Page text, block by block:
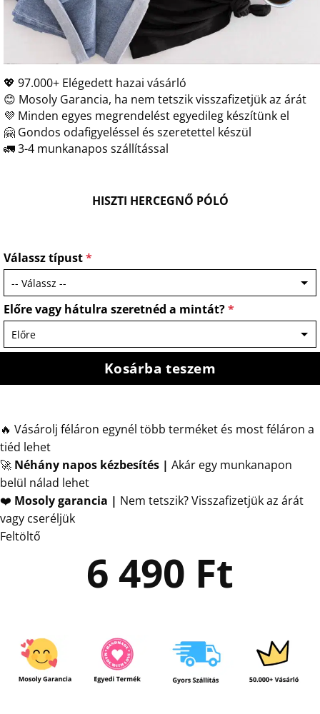
💖 97.000+ Elégedett hazai vásárló
😊 Mosoly Garancia, ha nem tetszik visszafizetjük az árát
💜 Minden egyes megrendelést egyedileg készítünk el
🤗 Gondos odafigyeléssel és szeretettel készül
🚛 3-4 munkanapos szállítással
HISZTI HERCEGNŐ PÓLÓ
Válassz típust*
Előre vagy hátulra szeretnéd a mintát?*
Kosárba teszem
🔥 Vásárolj féláron egynél több terméket és most féláron a
tiéd lehet
🚀 Néhány napos kézbesítés | Akár egy munkanapon
belül nálad lehet
❤️ Mosoly garancia | Nem tetszik? Visszafizetjük az árát
vagy cseréljük
Feltöltő
6 490 Ft